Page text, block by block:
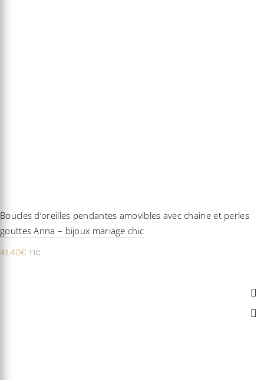
Boucles d’oreilles pendantes amovibles avec chaine et perles
gouttes Anna – bijoux mariage chic
41,40€ TTC